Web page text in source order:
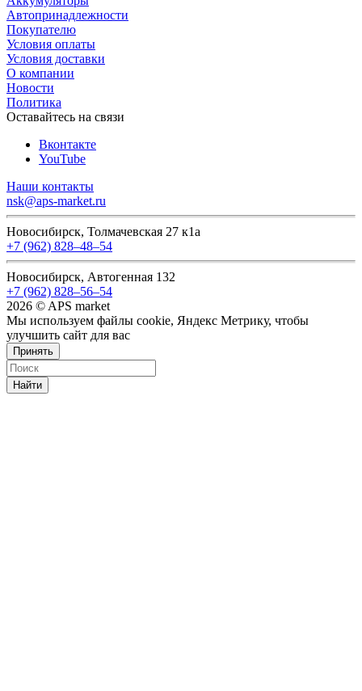
Автопринадлежности
Покупателю
Условия оплаты
Условия доставки
О компании
Новости
Политика
Оставайтесь на связи
Вконтакте
YouTube
Наши контакты
nsk@aps-market.ru
Новосибирск, Толмачевская 27 к1а
+7 (962) 828‒48‒54
Новосибирск, Автогенная 132
+7 (962) 828‒56‒54
2026 © APS market
Мы используем файлы cookie, Яндекс Метрику, чтобы
улучшить сайт для вас
Принять
Найти